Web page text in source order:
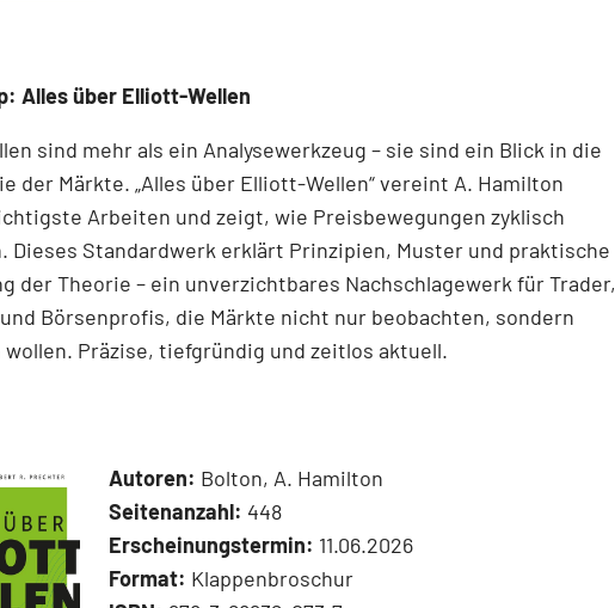
Alles über Elliott-Wellen
sind mehr als ein Analysewerkzeug – sie sind ein Blick in die
der Märkte. „Alles über Elliott-Wellen“ vereint A. Hamilton
Arbeiten und zeigt, wie Preisbewegungen zyklisch
Dieses Standardwerk erklärt Prinzipien, Muster und praktische
der Theorie – ein unverzichtbares Nachschlagewerk für Trader,
Börsenprofis, die Märkte nicht nur beobachten, sondern
Präzise, tiefgründig und zeitlos aktuell.
Autoren: Bolton, A. Hamilton
Seitenanzahl: 448
Erscheinungstermin: 11.06.2026
Format: Klappenbroschur